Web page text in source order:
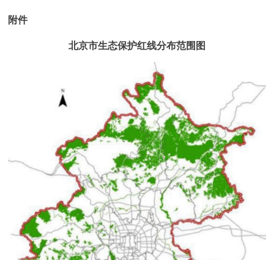
附件
北京市生态保护红线分布范围图